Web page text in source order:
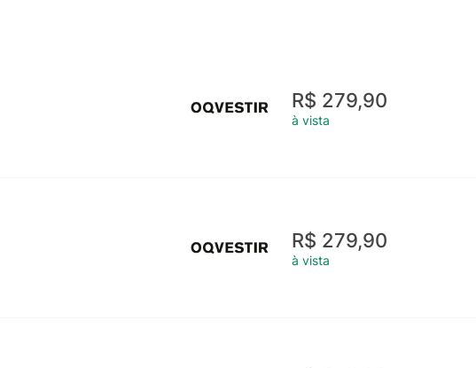
R$ 279,90
à vista
R$ 279,90
à vista